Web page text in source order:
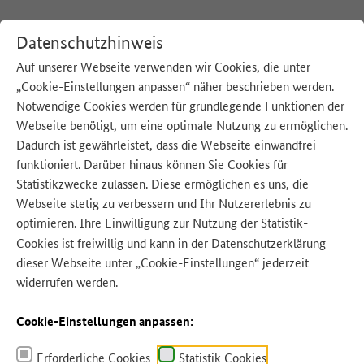
Datenschutzhinweis
Auf unserer Webseite verwenden wir Cookies, die unter
„Cookie-Einstellungen anpassen“ näher beschrieben werden.
Notwendige Cookies werden für grundlegende Funktionen der
Webseite benötigt, um eine optimale Nutzung zu ermöglichen.
Dadurch ist gewährleistet, dass die Webseite einwandfrei
funktioniert. Darüber hinaus können Sie Cookies für
Statistikzwecke zulassen. Diese ermöglichen es uns, die
Webseite stetig zu verbessern und Ihr Nutzererlebnis zu
optimieren. Ihre Einwilligung zur Nutzung der Statistik-
Cookies ist freiwillig und kann in der Datenschutzerklärung
dieser Webseite unter „Cookie-Einstellungen“ jederzeit
widerrufen werden.
Cookie-Einstellungen anpassen:
Erforderliche Cookies Statistik Cookies
:Startseite Unsere Strategie Veranstaltungen Dialogforum Verarbeitung